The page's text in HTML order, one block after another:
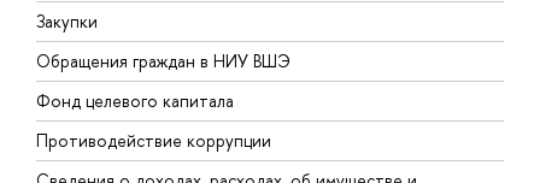
Закупки
Обращения граждан в НИУ ВШЭ
Фонд целевого капитала
Противодействие коррупции